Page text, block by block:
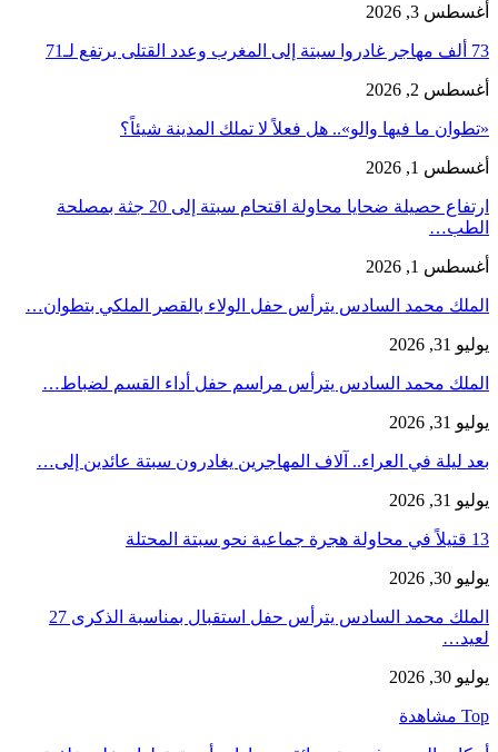
أغسطس 3, 2026
73 ألف مهاجر غادروا سبتة إلى المغرب وعدد القتلى يرتفع لـ71
أغسطس 2, 2026
«تطوان ما فيها والو».. هل فعلاً لا تملك المدينة شيئاً؟
أغسطس 1, 2026
ارتفاع حصيلة ضحايا محاولة اقتحام سبتة إلى 20 جثة بمصلحة
الطب…
أغسطس 1, 2026
الملك محمد السادس يترأس حفل الولاء بالقصر الملكي بتطوان…
يوليو 31, 2026
الملك محمد السادس يترأس مراسم حفل أداء القسم لضباط…
يوليو 31, 2026
بعد ليلة في العراء.. آلاف المهاجرين يغادرون سبتة عائدين إلى…
يوليو 31, 2026
13 قتيلاً في محاولة هجرة جماعية نحو سبتة المحتلة
يوليو 30, 2026
الملك محمد السادس يترأس حفل استقبال بمناسبة الذكرى 27
لعيد…
يوليو 30, 2026
Top مشاهدة